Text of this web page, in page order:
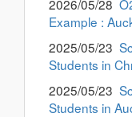
2026/05/28
Example :
2025/05/23
Students in
2025/05/23
Students in